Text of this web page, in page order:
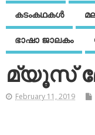
കടംകഥകള്‍
ഭാഷാ ജാലകം
മ്യൂസ്
February 11, 2019